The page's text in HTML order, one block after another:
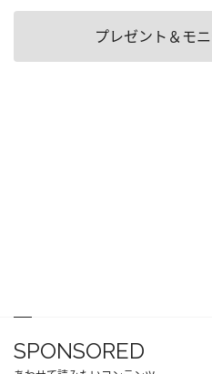
プレゼント＆モ
SPONSORED